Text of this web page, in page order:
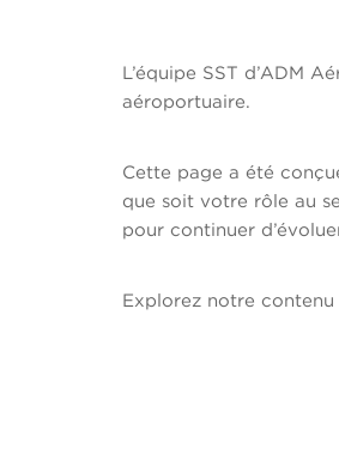
L’équipe SST d’ADM
aéroportuaire.
Cette page a été
que soit votre rôle au
pour continuer
Explorez notre